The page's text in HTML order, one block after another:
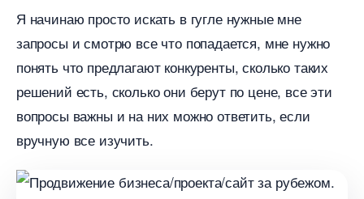
Я начинаю просто искать в гугле нужные мне
запросы и смотрю все что попадается, мне нужно
понять что предлагают конкуренты, сколько таких
решений есть, сколько они берут по цене, все эти
опросы важны и на них можно ответить, если
ручную все изучить.